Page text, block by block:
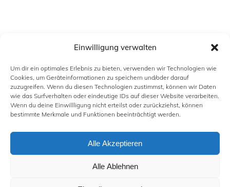
Einwilligung verwalten
Um dir ein optimales Erlebnis zu bieten, verwenden wir Technologien wie
Cookies, um Geräteinformationen zu speichern und/oder darauf
zuzugreifen. Wenn du diesen Technologien zustimmst, können wir Daten
wie das Surfverhalten oder eindeutige IDs auf dieser Website verarbeiten.
Wenn du deine Einwillligung nicht erteilst oder zurückziehst, können
bestimmte Merkmale und Funktionen beeinträchtigt werden.
Alle Akzeptieren
Alle Ablehnen